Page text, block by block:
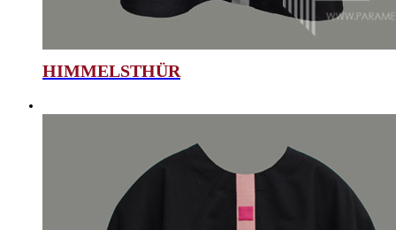
HIMMELSTHÜR